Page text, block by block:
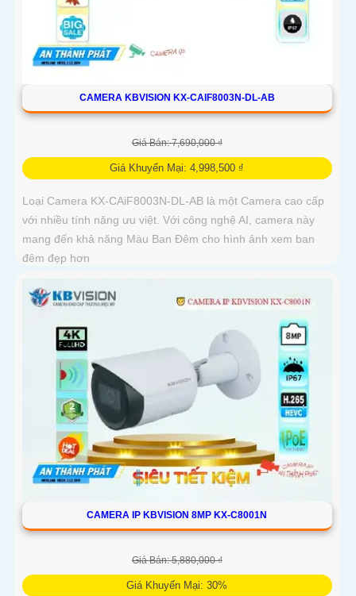
CAMERA KBVISION KX-CAIF8003N-DL-AB
Giá Bán: 7,690,000 ₫
Giá Khuyến Mại: 4,998,500 ₫
Loại Camera KX-CAiF8003N-DL-AB là một Camera cao cấp
với nhiều tính năng ưu việt. Với công nghệ AI, camera này
mang đến khả năng Màu Ban Đêm cho hình ảnh xem ban
đêm đẹp hơn
CAMERA IP KBVISION 8MP KX-C8001N
Giá Bán: 5,880,000 ₫
Giá Khuyến Mại: 30%